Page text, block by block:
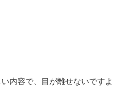
内容で、目が離せないですよ